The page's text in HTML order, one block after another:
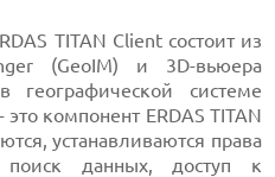
TITAN Client cостоит из
(GeoIM) и 3D-вьюера
географической системе
компонент ERDAS TITAN
устанавливаются права
поиск данных, доступ к